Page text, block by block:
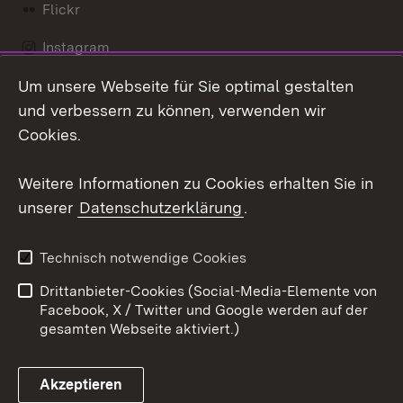
Flickr
Instagram
Social Wall
Link zum Landesportal
Barrierefreiheit
Benutzungshinweise
Impressum
Cookies
Um unsere Webseite für Sie optimal gestalten
und verbessern zu können, verwenden wir
Cookies.
Weitere Informationen zu Cookies erhalten Sie in
unserer Datenschutzerklärung.
Technisch notwendige Cookies
Drittanbieter-Cookies (Social-Media-Elemente von
Facebook, X / Twitter und Google werden auf der
gesamten Webseite aktiviert.)
Akzeptieren